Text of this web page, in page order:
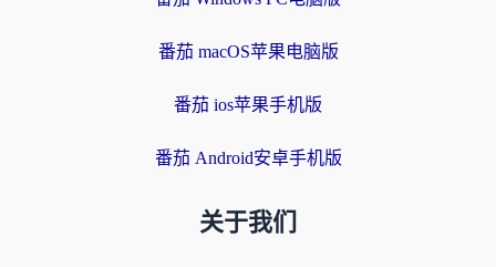
番茄 macOS苹果电脑版
番茄 ios苹果手机版
番茄 Android安卓手机版
关于我们